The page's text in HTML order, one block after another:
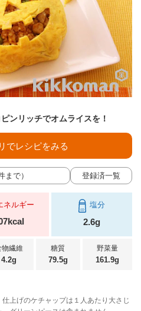
ンリッチでオムライスを！
まで） 登録済一覧
でレシピをみる
ネルギー 塩分
2.6g
物繊維
4.2g
糖質
79.5g
野菜量
161.9g
上げのケチャップは１人あたり大さじ